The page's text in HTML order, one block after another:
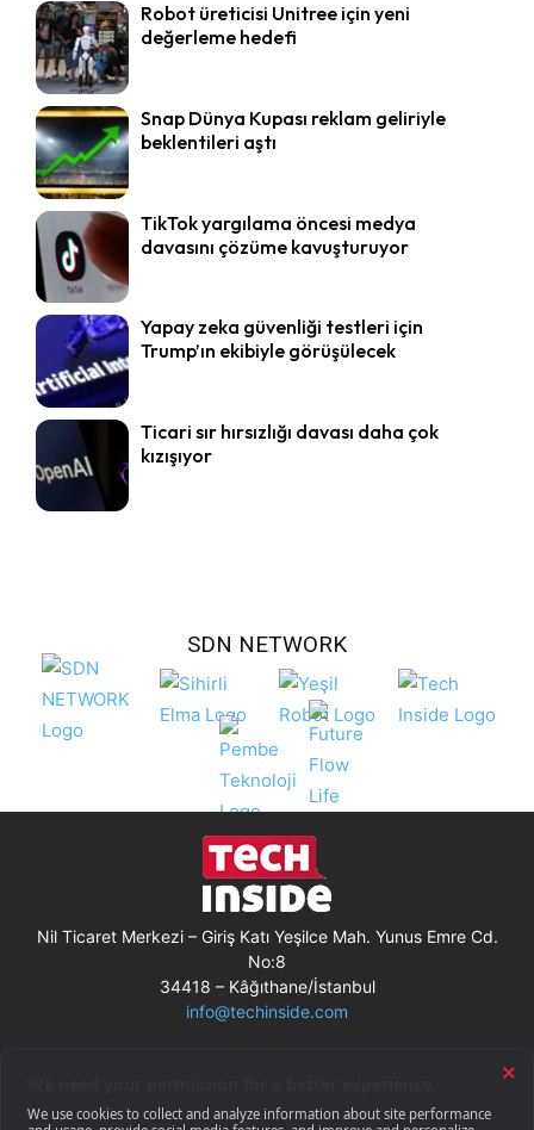
Robot üreticisi Unitree için yeni
değerleme hedefi
Snap Dünya Kupası reklam geliriyle
beklentileri aştı
TikTok yargılama öncesi medya
davasını çözüme kavuşturuyor
Yapay zeka güvenliği testleri için
Trump’ın ekibiyle görüşülecek
Ticari sır hırsızlığı davası daha çok
kızışıyor
SDN NETWORK
Nil Ticaret Merkezi – Giriş Katı Yeşilce Mah. Yunus Emre Cd.
No:8
34418 – Kâğıthane/İstanbul
info@techinside.com
Gizlilik Bildirimi